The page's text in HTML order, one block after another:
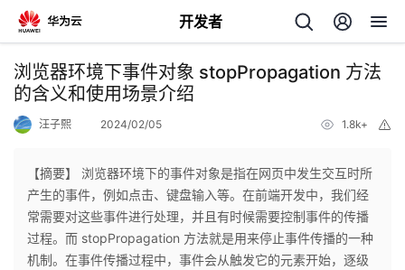
开发者
返
回
个
人
我
浏览器环境下事件对象 stopPropagation 方法
的含义和使用场景介绍
汪子熙 2024/02/05 1.8k+
【摘要】 浏览器环境下的事件对象是指在网页中发生交互时所
产生的事件，例如点击、键盘输入等。在前端开发中，我们经
常需要对这些事件进行处理，并且有时候需要控制事件的传播
过程。而 stopPropagation 方法就是用来停止事件传播的一种
机制。在事件传播过程中，事件会从触发它的元素开始，逐级